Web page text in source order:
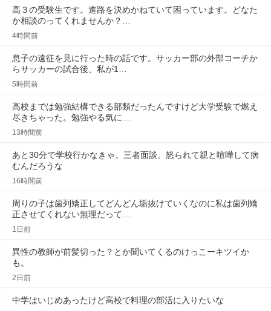
高３の受験生です。進路を決めかねていて困っています。どなた
か相談のってくれませんか？…
4時間前
息子の遠征を見に行った時の話です。サッカー部の外部コーチか
らサッカーの試合後、私が1…
5時間前
高校までは勉強結構できる部類だったんですけど大学受験で燃え
尽きちゃった。勉強やる気に…
13時間前
あと30分で学校行かなきゃ。三者面談。怒られて親と喧嘩して病
むんだろうな
16時間前
周りの子は歯列矯正してどんどん垢抜けていくなのに私は歯列矯
正させてくれない無理だって…
1日前
異性の教師が前髪切った？とか聞いてくるのけっこーキツイか
も。
2日前
中学はいじめあったけど高校で料理の部活に入りたいな